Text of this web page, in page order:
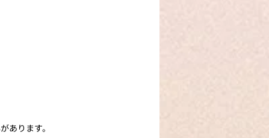
あります。